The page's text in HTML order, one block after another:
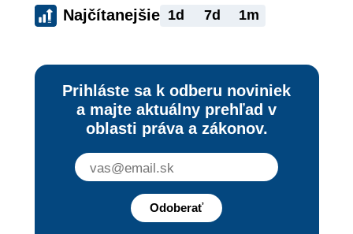
Najčítanejšie 1d 7d 1m
Prihláste sa k odberu noviniek
a majte aktuálny prehľad v
oblasti práva a zákonov.
Odoberať